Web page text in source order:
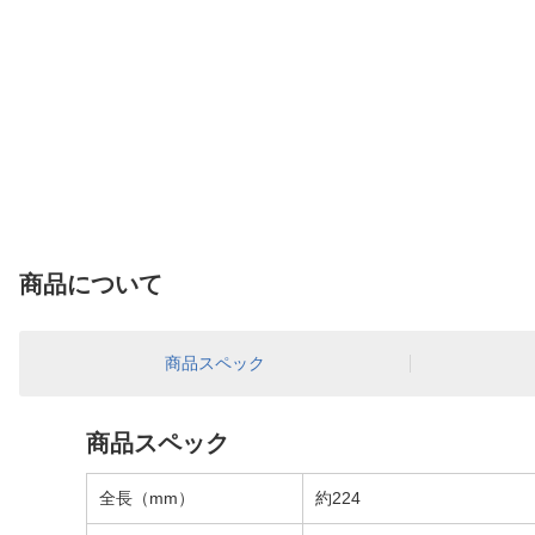
商品について
商品スペック
商品スペック
全長（mm） 約224